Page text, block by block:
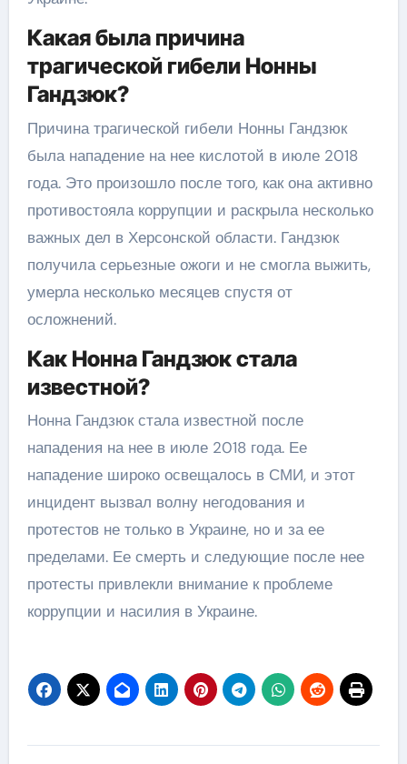
Какая была причина
трагической гибели Нонны
Гандзюк?
Причина трагической гибели Нонны Гандзюк
была нападение на нее кислотой в июле 2018
года. Это произошло после того, как она активно
противостояла коррупции и раскрыла несколько
важных дел в Херсонской области. Гандзюк
получила серьезные ожоги и не смогла выжить,
умерла несколько месяцев спустя от
осложнений.
Как Нонна Гандзюк стала
известной?
Нонна Гандзюк стала известной после
нападения на нее в июле 2018 года. Ее
нападение широко освещалось в СМИ, и этот
инцидент вызвал волну негодования и
протестов не только в Украине, но и за ее
пределами. Ее смерть и следующие после нее
протесты привлекли внимание к проблеме
коррупции и насилия в Украине.